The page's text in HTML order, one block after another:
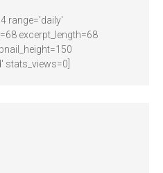
range='daily'
excerpt_length=68
stats_views=0]